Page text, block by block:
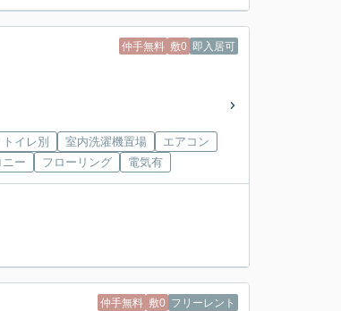
仲手無料 敷0 即入居可
イレ別 室内洗濯機置場
エアコン
ー
フローリング 電気有
仲手無料 敷0 フリーレント